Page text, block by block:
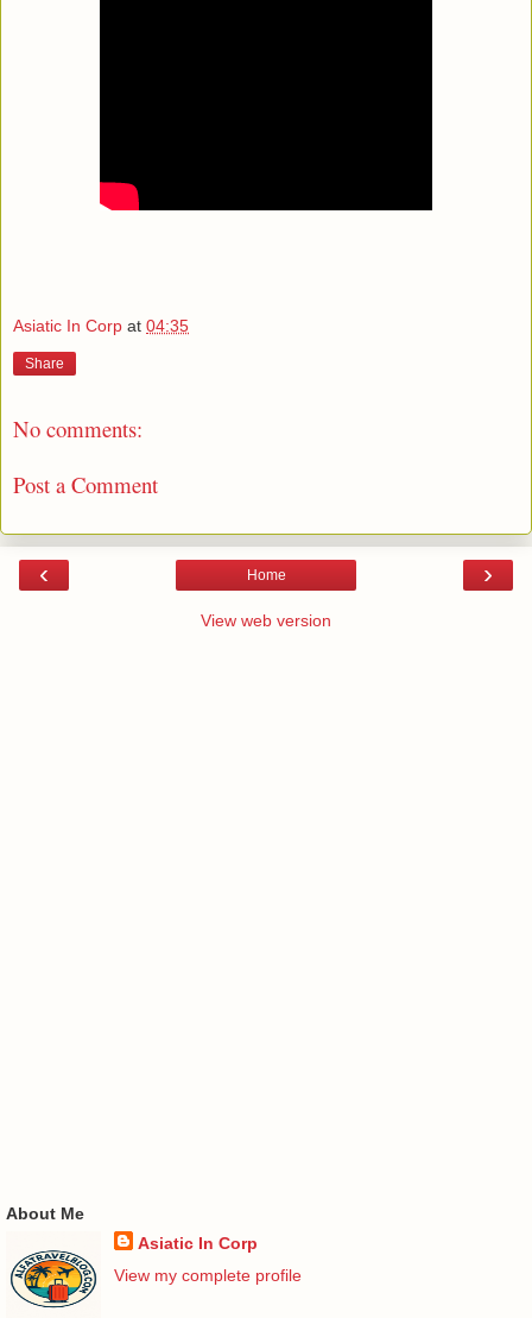
Asiatic In Corp at 04:35
Share
No comments:
Post a Comment
‹ ›
Home
View web version
About Me
Asiatic In Corp
View my complete profile